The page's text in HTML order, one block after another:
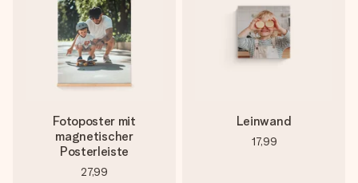
Fotoposter mit
magnetischer
Posterleiste
27,99
Leinwand
17,99